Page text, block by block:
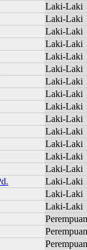
Laki-Laki
Laki-Laki
Laki-Laki
Laki-Laki
Laki-Laki
Laki-Laki
Laki-Laki
Laki-Laki
Laki-Laki
Laki-Laki
Laki-Laki
Laki-Laki
Laki-Laki
Laki-Laki
Laki-Laki
Laki-Laki
Laki-Laki
Perempuan
Perempuan
Perempuan